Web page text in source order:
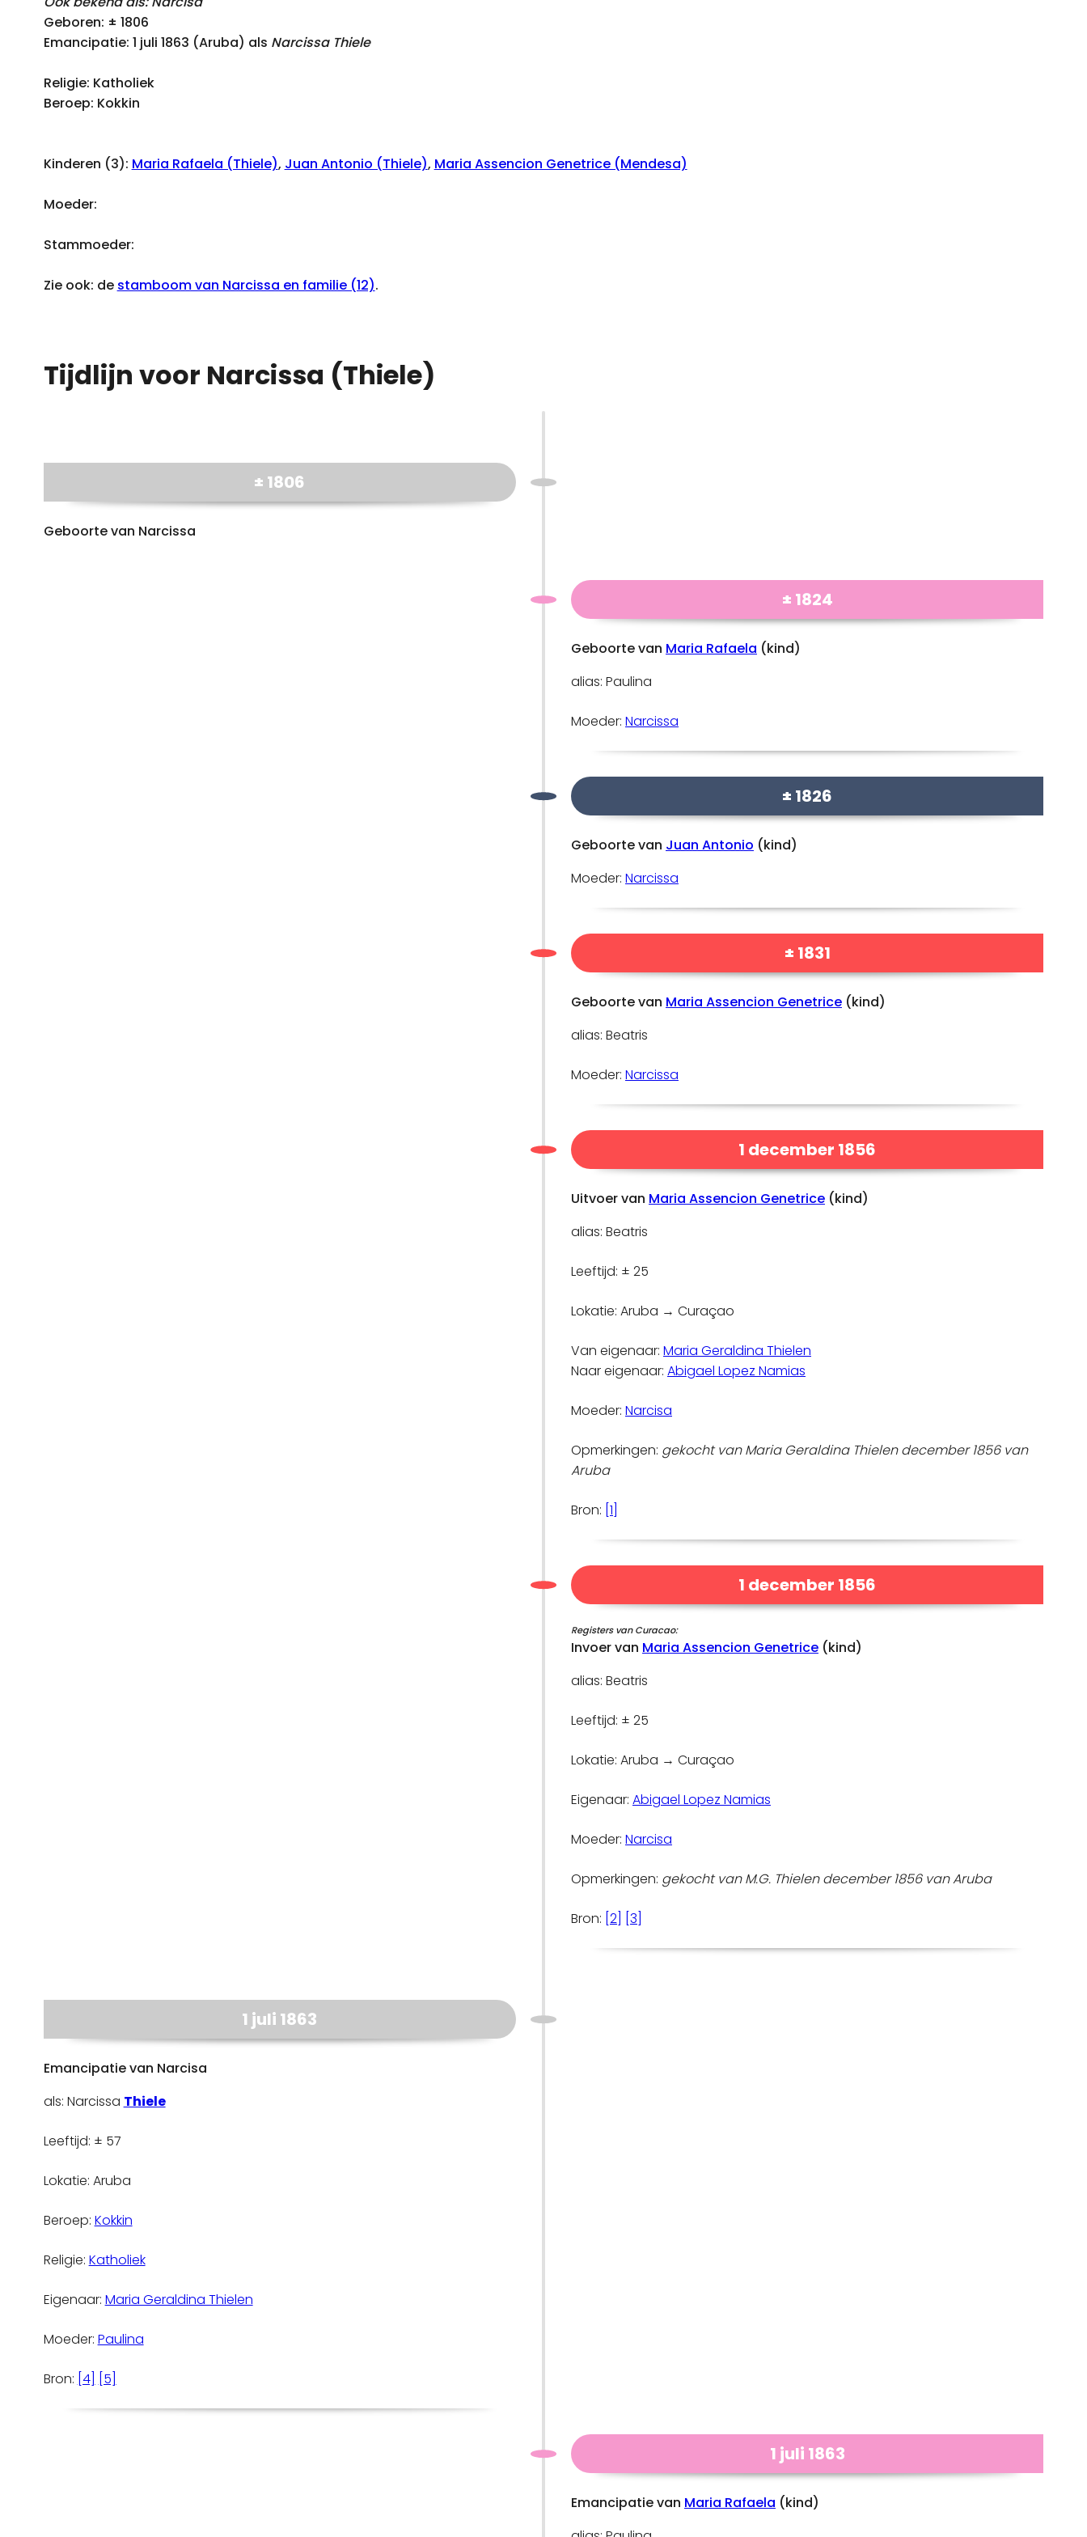
Geboren: ± 1806
Emancipatie: 1 juli 1863 (Aruba) als Narcissa Thiele
Religie: Katholiek
Beroep: Kokkin
Kinderen (3): Maria Rafaela (Thiele), Juan Antonio (Thiele), Maria Assencion Genetrice (Mendesa)
Moeder:
Stammoeder:
Zie ook: de stamboom van Narcissa en familie (12).
Tijdlijn voor Narcissa (Thiele)
± 1806
Geboorte van Narcissa
± 1824
Geboorte van Maria Rafaela (kind)
alias: Paulina
Moeder: Narcissa
± 1826
Geboorte van Juan Antonio (kind)
Moeder: Narcissa
± 1831
Geboorte van Maria Assencion Genetrice (kind)
alias: Beatris
Moeder: Narcissa
1 december 1856
Uitvoer van Maria Assencion Genetrice (kind)
alias: Beatris
Leeftijd: ± 25
Lokatie: Aruba → Curaçao
Van eigenaar: Maria Geraldina Thielen
Naar eigenaar: Abigael Lopez Namias
Moeder: Narcisa
Opmerkingen: gekocht van Maria Geraldina Thielen december 1856 van
Aruba
Bron: [1]
1 december 1856
Registers van Curacao:
Invoer van Maria Assencion Genetrice (kind)
alias: Beatris
Leeftijd: ± 25
Lokatie: Aruba → Curaçao
Eigenaar: Abigael Lopez Namias
Moeder: Narcisa
Opmerkingen: gekocht van M.G. Thielen december 1856 van Aruba
Bron: [2] [3]
1 juli 1863
Emancipatie van Narcisa
als: Narcissa Thiele
Leeftijd: ± 57
Lokatie: Aruba
Beroep: Kokkin
Religie: Katholiek
Eigenaar: Maria Geraldina Thielen
Moeder: Paulina
Bron: [4] [5]
1 juli 1863
Emancipatie van Maria Rafaela (kind)